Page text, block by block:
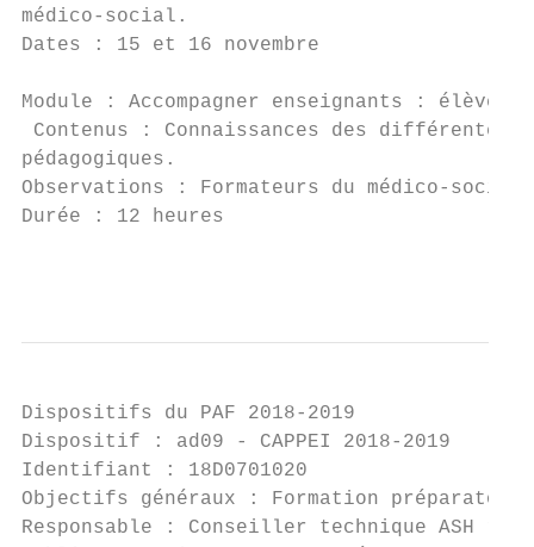
médico-social.
Dates : 15 et 16 novembre
Module : Accompagner enseignants : élèves
Contenus : Connaissances des
pédagogiques.
Observations : Formateurs du médico-
Durée : 12 heures
Dispositifs du PAF 2018-2019
Dispositif : ad09 - CAPPEI 2018-2019
Identifiant : 18D0701020
Objectifs généraux : Formation
Responsable : Conseiller technique ASH